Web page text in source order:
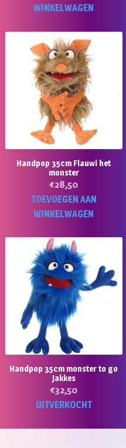
WINKELWAGEN
Handpop 35cm Flauwi het
monster
€28,50
TOEVOEGEN AAN
WINKELWAGEN
Handpop 35cm monster to go
Jakkes
€32,50
UITVERKOCHT